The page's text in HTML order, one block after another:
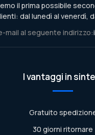
il prima possibile
dal lunedì al venerdì,
mail al seguente indirizzo:
I vantaggi in
Gratuito
30 giorni ritornare